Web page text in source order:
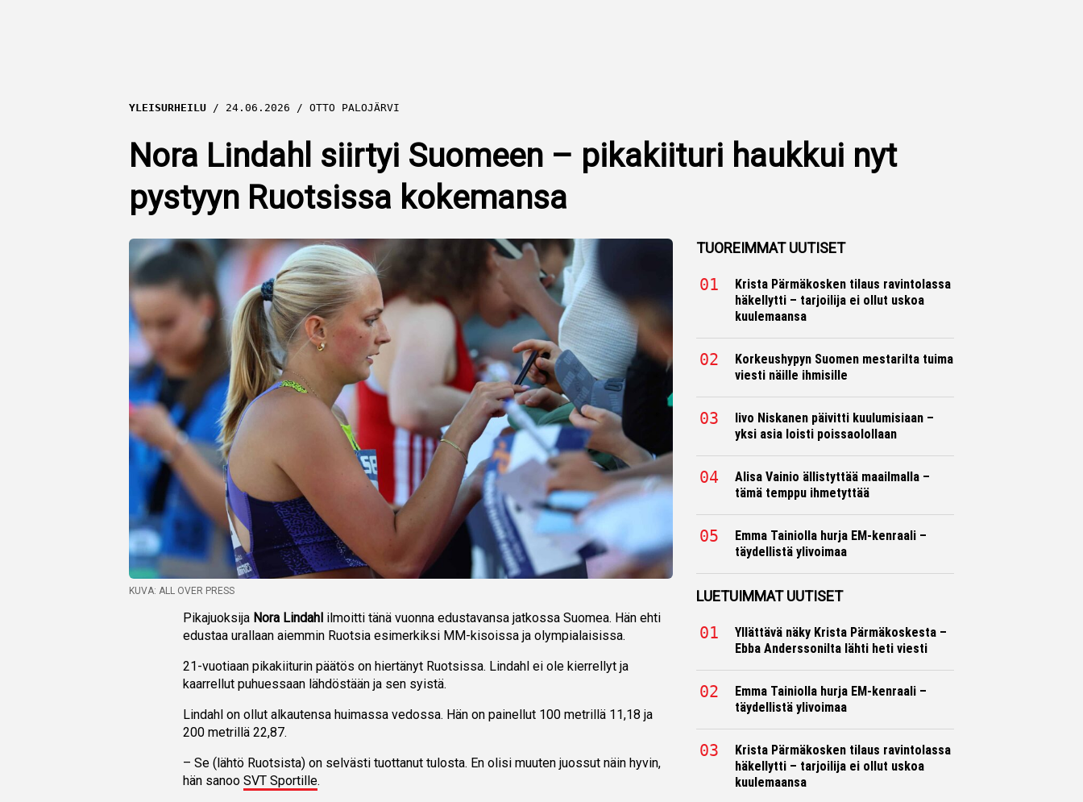
YLEISURHEILU 24.06.2026 OTTO PALOJÄRVI
Nora Lindahl siirtyi Suomeen – pikakiituri haukkui nyt
pystyyn Ruotsissa kokemansa
KUVA: ALL OVER PRESS
Pikajuoksija Nora Lindahl ilmoitti tänä vuonna edustavansa jatkossa Suomea. Hän ehti
edustaa urallaan aiemmin Ruotsia esimerkiksi MM-kisoissa ja olympialaisissa.
21-vuotiaan pikakiiturin päätös on hiertänyt Ruotsissa. Lindahl ei ole kierrellyt ja
kaarrellut puhuessaan lähdöstään ja sen syistä.
Lindahl on ollut alkautensa huimassa vedossa. Hän on painellut 100 metrillä 11,18 ja
200 metrillä 22,87.
– Se (lähtö Ruotsista) on selvästi tuottanut tulosta. En olisi muuten juossut näin hyvin,
hän sanooSVT Sportille.
TUOREIMMAT UUTISET
Krista Pärmäkosken tilaus ravintolassa
häkellytti – tarjoilija ei ollut uskoa
kuulemaansa
Korkeushypyn Suomen mestarilta tuima
viesti näille ihmisille
Iivo Niskanen päivitti kuulumisiaan –
yksi asia loisti poissaolollaan
Alisa Vainio ällistyttää maailmalla –
tämä temppu ihmetyttää
Emma Tainiolla hurja EM-kenraali –
täydellistä ylivoimaa
LUETUIMMAT UUTISET
Yllättävä näky Krista Pärmäkoskesta –
Ebba Anderssonilta lähti heti viesti
Emma Tainiolla hurja EM-kenraali –
täydellistä ylivoimaa
Krista Pärmäkosken tilaus ravintolassa
häkellytti – tarjoilija ei ollut uskoa
kuulemaansa